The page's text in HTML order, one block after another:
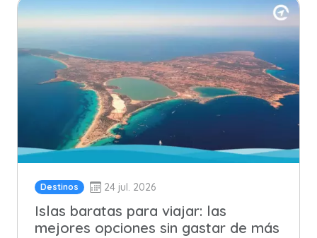
Destinos 24 jul. 2026
Islas baratas para viajar: las
mejores opciones sin gastar de más